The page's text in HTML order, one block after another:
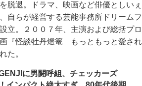
脱退。ドラマ、映画など俳優としいぇ
自らが経営する芸能事務所ドリームフ
立。２００７年、主演および総括プロ
『怪談牡丹燈篭 もっともっと愛され
た。
に男闘呼組、チェッカーズ